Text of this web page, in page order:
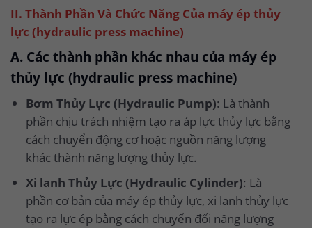
II. Thành Phần Và Chức Năng Của máy ép thủy
lực (hydraulic press machine)
A. Các thành phần khác nhau của máy ép
thủy lực (hydraulic press machine)
Bơm Thủy Lực (Hydraulic Pump): Là thành
phần chịu trách nhiệm tạo ra áp lực thủy lực bằng
cách chuyển động cơ hoặc nguồn năng lượng
khác thành năng lượng thủy lực.
Xi lanh Thủy Lực (Hydraulic Cylinder): Là
phần cơ bản của máy ép thủy lực, xi lanh thủy lực
tạo ra lực ép bằng cách chuyển đổi năng lượng